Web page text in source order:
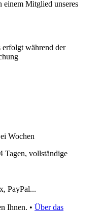
Mitglied unseres
erfolgt während der
Wochen
Tagen, vollständige
PayPal...
Ihnen. • Über das